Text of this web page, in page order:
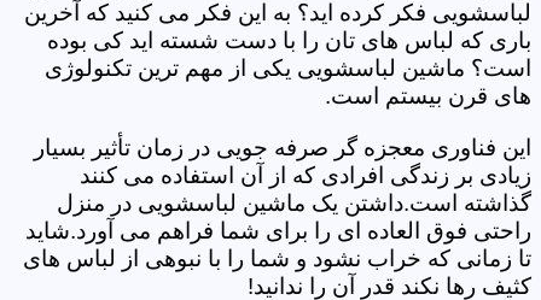
لباسشویی فکر کرده اید؟ به این فکر می کنید که آخرین
باری که لباس های تان را با دست شسته اید کی بوده
است؟ ماشین لباسشویی یکی از مهم ترین تکنولوژی
های قرن بیستم است.
این فناوری معجزه گر صرفه جویی در زمان تأثیر بسیار
زیادی بر زندگی افرادی که از آن استفاده می کنند
گذاشته است.داشتن یک ماشین لباسشویی در منزل
راحتی فوق العاده ای را برای شما فراهم می آورد.شاید
تا زمانی که خراب نشود و شما را با نبوهی از لباس های
کثیف رها نکند قدر آن را ندانید!